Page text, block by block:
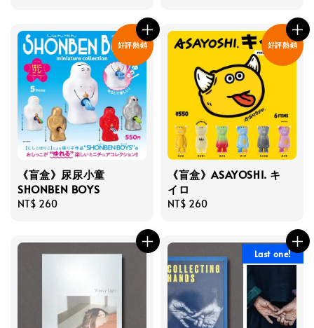
好評熱銷
《盲盒》尿尿小童
SHONBEN BOYS
Regular
NT$ 260
好評熱銷
《盲盒》ASAYOSHI. キ
イロ
Regular
NT$ 260
Last one!